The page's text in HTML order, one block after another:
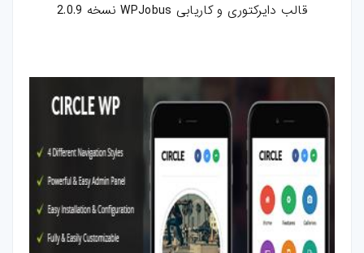
قالب دایرکتوری و کاریابی WPJobus نسخه 2.0.9